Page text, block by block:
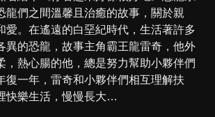
龍們之間溫馨且治癒的故事，關於親
愛。在遙遠的白堊紀時代，生活著許多
異的恐龍，故事主角霸王龍雷奇，他外
，熱心腸的他，總是努力幫助小夥伴們
復一年，雷奇和小夥伴們相互理解扶
快樂生活，慢慢長大…